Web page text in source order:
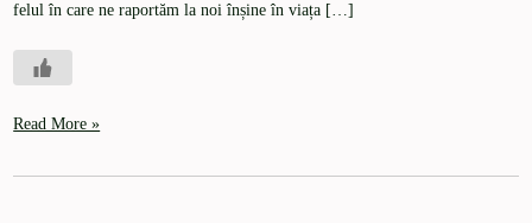
felul în care ne raportăm la noi înșine în viața […]
Read More »